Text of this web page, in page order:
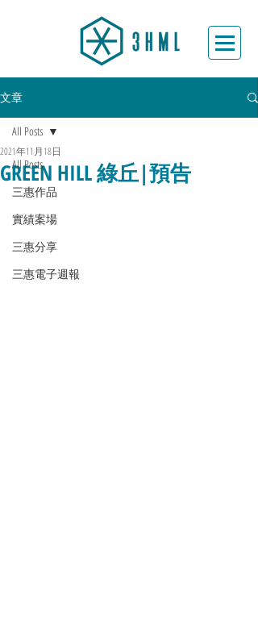
文章
All Posts
三惠作品
實績案場
三惠分享
三惠電子週報
All Posts
GREEN HILL 綠丘|預告
2021年11月18日